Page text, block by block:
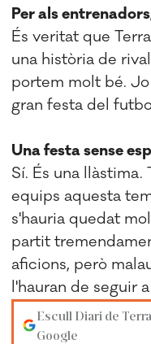
Per als
És veritat que
una història de
portem molt bé.
gran festa del
Una festa sense
Sí. És una
equips aquesta
s'hauria quedat
partit
aficions, però
l'hauran de seguir
Escull Diari de
Google